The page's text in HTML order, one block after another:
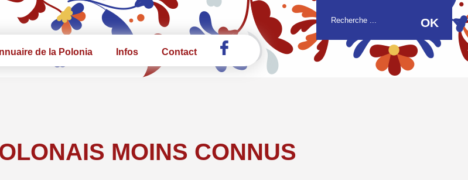
de la Polonia Infos Contact
MOINS CONNUS